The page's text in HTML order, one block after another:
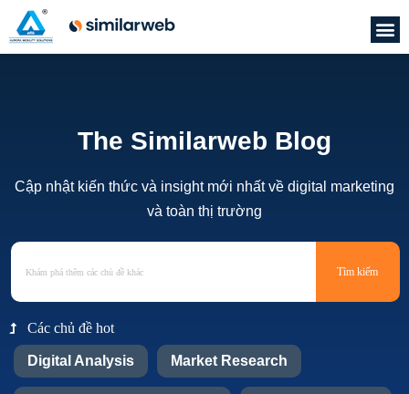
The Similarweb Blog
Cập nhật kiến thức và insight mới nhất về digital marketing
và toàn thị trường
Tìm kiếm
Các chủ đề hot
Digital Analysis Market Research